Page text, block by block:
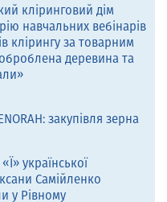
кліринговий дім
навчальних вебінарів
клірингу за товарним
деревина та
закупівля зерна
української
Самійленко
у Рівному